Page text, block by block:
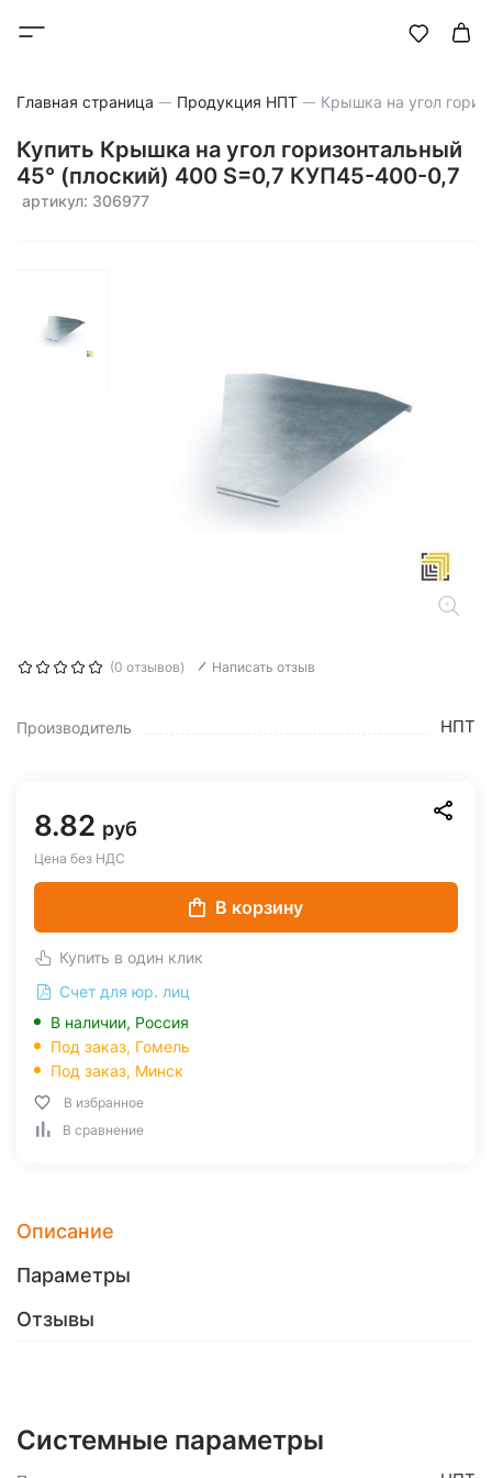
Главная страница Продукция НПТ Крышка на угол
Купить Крышка на угол горизонтальный
45° (плоский) 400 S=0,7 КУП45-400-0,7
артикул: 306977
(0 отзывов) Написать отзыв
Производитель НПТ
8.82 руб
Цена без НДС
В корзину
Купить в один клик
Счет для юр. лиц
В наличии, Россия
Под заказ, Гомель
Под заказ, Минск
В избранное
В сравнение
Описание
Параметры
Отзывы
Системные параметры